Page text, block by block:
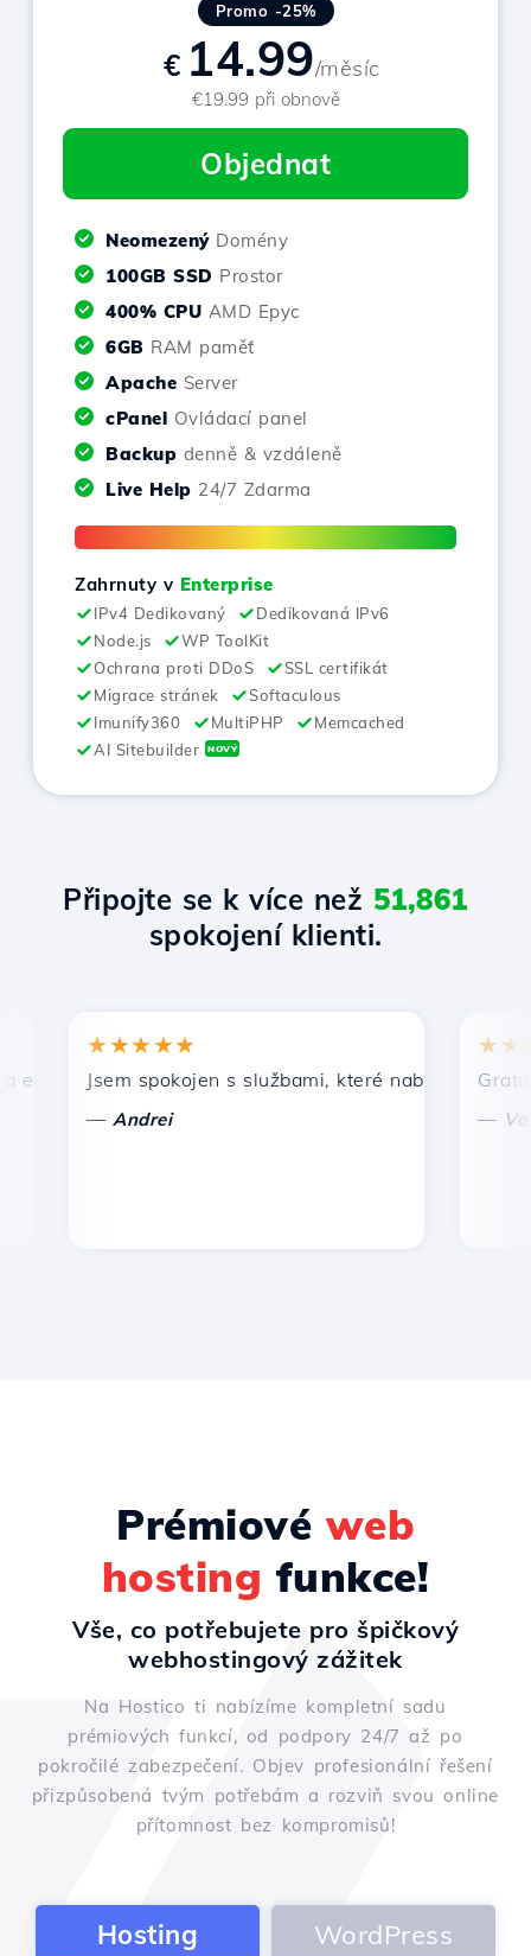
Promo -25%
€ 14.99/měsíc
€19.99 při obnově
Objednat
NeomezenýDomény
100GB SSD Prostor
400% CPU AMD Epyc
6GB RAM paměť
Apache Server
cPanel Ovládací panel
Backup denně & vzdáleně
Live Help 24/7 Zdarma
Zahrnuty v Enterprise
IPv4 Dedikovaný
Dedikovaná IPv6
Node.js
WP ToolKit
Ochrana proti DDoS
SSL certifikát
Migrace stránek
Softaculous
Imunify360
MultiPHP
Memcached
AI Sitebuilder
NOVÝ
Připojte se k více než 51,861
spokojení klienti.
technická podpora.
★★★★★
Jsem spokojen s službami, které nabízí Hostico.
Andrei
★★★★★
Gratulujeme
Vasiliu
Prémiovéweb
hosting funkce!
Vše, co potřebujete pro špičkový
webhostingový zážitek
Na Hostico ti nabízíme kompletní sadu
prémiových funkcí, od podpory 24/7 až po
pokročilé zabezpečení. Objev profesionální řešení
přizpůsobená tvým potřebám a rozviň svou online
přítomnost bez kompromisů!
Hosting WordPress